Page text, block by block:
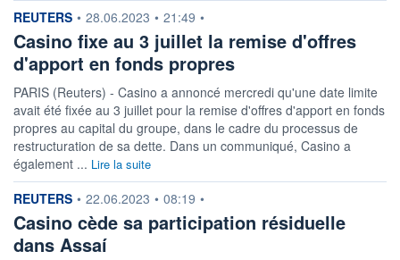
information fournie par
REUTERS • 28.06.2023 • 21:49 •
Casino fixe au 3 juillet la remise d'offres
d'apport en fonds propres
PARIS (Reuters) - Casino a annoncé mercredi qu'une date limite
avait été fixée au 3 juillet pour la remise d'offres d'apport en fonds
propres au capital du groupe, dans le cadre du processus de
restructuration de sa dette. Dans un communiqué, Casino a
également ... Lire la suite
information fournie par
REUTERS • 22.06.2023 • 08:19 •
Casino cède sa participation résiduelle
dans Assaí